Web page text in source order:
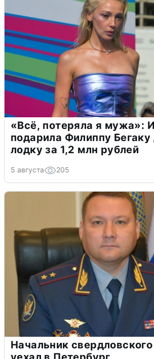
«Всё, потеряла я мужа»:
подарила Филиппу
лодку за 1,2 млн рублей
5 августа 205
Начальник